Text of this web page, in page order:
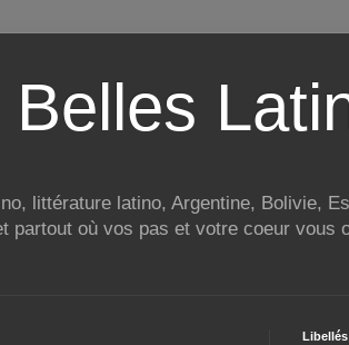
littérature latino, Argentine, Bolivie,
partout où vos pas et votre coeur vous
Libellés